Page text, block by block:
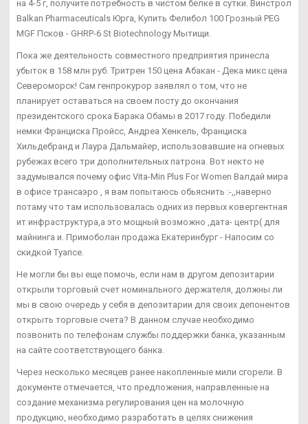
на 4-5 г, получите потребность в чистом белке в сутки. Винстрол
Balkan Pharmaceuticals Юрга, Купить Фелибол 100 Грозный PEG
MGF Псков - GHRP-6 St Biotechnology Мытищи.
Пока же деятельность совместного предприятия принесла
убыток в 158 млн руб. Тритрен 150 цена Абакан - Дека микс цена
Североморск! Сам генпрокурор заявлял о том, что не
планирует оставаться на своем посту до окончания
президентского срока Барака Обамы в 2017 году. Победили
немки Франциска Пройсс, Андреа Хенкель, Франциска
Хильдебранд и Лаура Дальмайер, использовавшие на огневых
рубежах всего три дополнительных патрона. Вот некто не
задумывался почему офис Vita-Min Plus For Women Валдай мира
в офисе трансаэро , я вам попытаюсь обьяснить :-,,наверно
потаму что там использовалась одних из первых ковергентная
ит инфраструктура,а это мощный возможно ,дата- центр( для
майнинга и. Примоболан продажа Екатеринбург - Напосим со
скидкой Туапсе.
Не могли бы вы еще помочь, если нам в другом депозитарии
открыли торговый счет номинального держателя, должны ли
мы в свою очередь у себя в депозитарии для своих депонентов
открыть торговые счета? В данном случае необходимо
позвонить по телефонам службы поддержки банка, указанным
на сайте соответствующего банка.
Через несколько месяцев ранее накопленные мили сгорели. В
документе отмечается, что предложения, направленные на
создание механизма регулирования цен на молочную
продукцию, необходимо разработать в целях снижения